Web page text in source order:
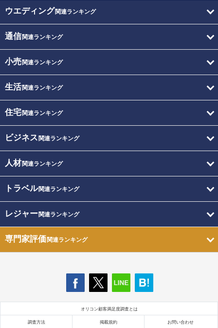
ウエディング関連ランキング
通信関連ランキング
小売関連ランキング
生活関連ランキング
住宅関連ランキング
ビジネス 関連ランキング
人材関連ランキング
トラベル関連ランキング
レジャー関連ランキング
専門家評価関連ランキング
オリコン顧客満足度調査とは
調査方法 掲載規約 お問い合わせ